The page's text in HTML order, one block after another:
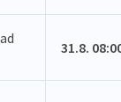
31.8.